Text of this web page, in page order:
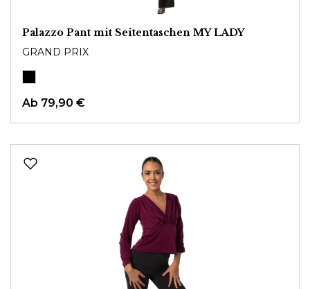
Palazzo Pant mit Seitentaschen MY LADY
GRAND PRIX
Ab 79,90 €